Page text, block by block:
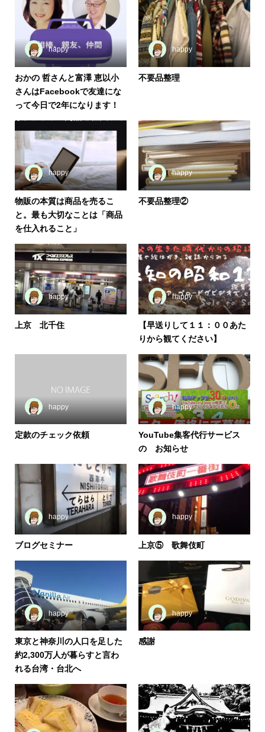
happy
おかの 哲さんと富澤 恵以小
さんはFacebookで友達にな
って今日で2年になります！
happy
不要品整理
happy
物販の本質は商品を売るこ
と。最も大切なことは「商品
を仕入れること」
happy
不要品整理②
happy
上京 北千住
happy
【早送りして１１：００あた
りから観てください】
happy
定款のチェック依頼
happy
YouTube集客代行サービス
の お知らせ
happy
ブログセミナー
happy
上京⑤ 歌舞伎町
happy
東京と神奈川の人口を足した
約2,300万人が暮らすと言わ
れる台湾・台北へ
happy
感謝